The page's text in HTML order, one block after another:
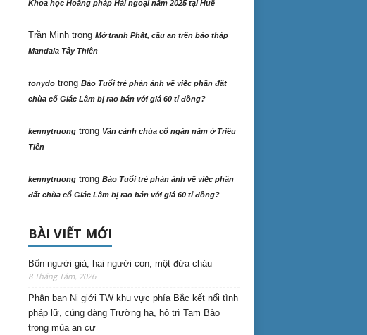
Khoa học Hoằng pháp Hải ngoại năm 2025 tại Huế
Trần Minhtrong Mở tranh Phật, cầu an trên bảo tháp
Mandala Tây Thiên
tonydotrong Báo Tuổi trẻ phản ảnh về việc phần đất
chùa cổ Giác Lâm bị rao bán với giá 60 tỉ đồng?
kennytruongtrong Vãn cảnh chùa cổ ngàn năm ở Triều
Tiên
kennytruongtrong Báo Tuổi trẻ phản ảnh về việc phần
đất chùa cổ Giác Lâm bị rao bán với giá 60 tỉ đồng?
BÀI VIẾT MỚI
Bốn người già, hai người con, một đứa cháu
8 Tháng Tám, 2026
Phân ban Ni giới TW khu vực phía Bắc kết nối tình
pháp lữ, cúng dàng Trường hạ, hộ trì Tam Bảo
trong mùa an cư